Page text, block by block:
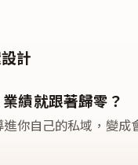
計
績就跟著歸零？
你自己的私域，變成